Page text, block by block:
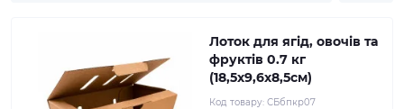
Лоток для ягід, овочів та
фруктів 0.7 кг
(18,5х9,6х8,5см)
Код товару: СБбпкр07